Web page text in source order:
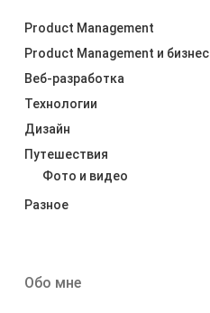
Product Management
Product Management и бизнес
Веб-разработка
Технологии
Дизайн
Путешествия
Фото и видео
Разное
Обо мне